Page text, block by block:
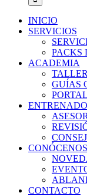
INICIO
SERVICIOS
PACKS
ACADEMIA
GUÍAS
CONÓCENOS
CONTACTO